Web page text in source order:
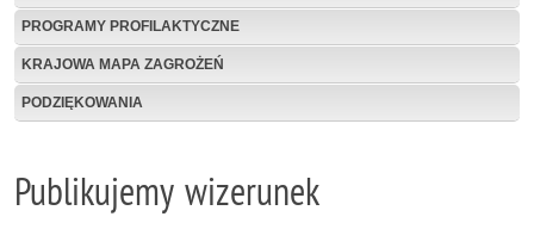
PROGRAMY PROFILAKTYCZNE
KRAJOWA MAPA ZAGROŻEŃ
PODZIĘKOWANIA
Publikujemy wizerunek